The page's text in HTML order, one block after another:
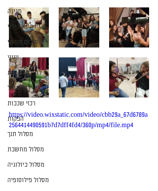
חגיגה
חינוך גופני
סיכום חודשי
עיוני
למידה מקוונת
דבר מנהל
רכזי שכבות
הפקות
מסלול תנך
מסלול מחשבת
מסלול ביולוגיה
מסלול פילוסופיה
https://video.wixstatic.com/video/cbb29a_67d6789a
2564414490591b7d7dff4fd4/360p/mp4/file.mp4